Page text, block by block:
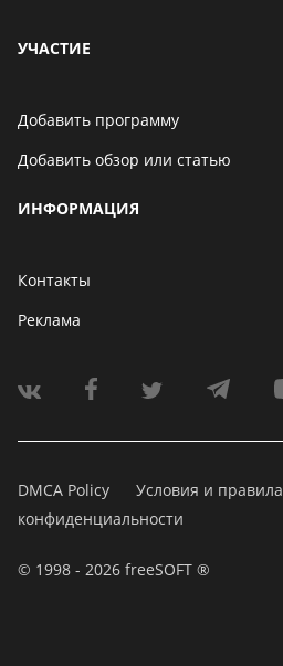
УЧАСТИЕ
Добавить программу
Добавить обзор или статью
ИНФОРМАЦИЯ
Контакты
Реклама
DMCA Policy Условия и правила
конфиденциальности
© 1998 - 2026 freeSOFT ®